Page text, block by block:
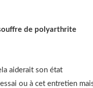
de polyarthrite
aiderait son état
ou à cet entretien